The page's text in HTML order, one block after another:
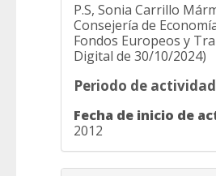
P.S, Sonia Carrillo
Consejería de
Fondos Europeos y
Digital de 30/10/2024)
Periodo de actividad
Fecha de inicio de
2012